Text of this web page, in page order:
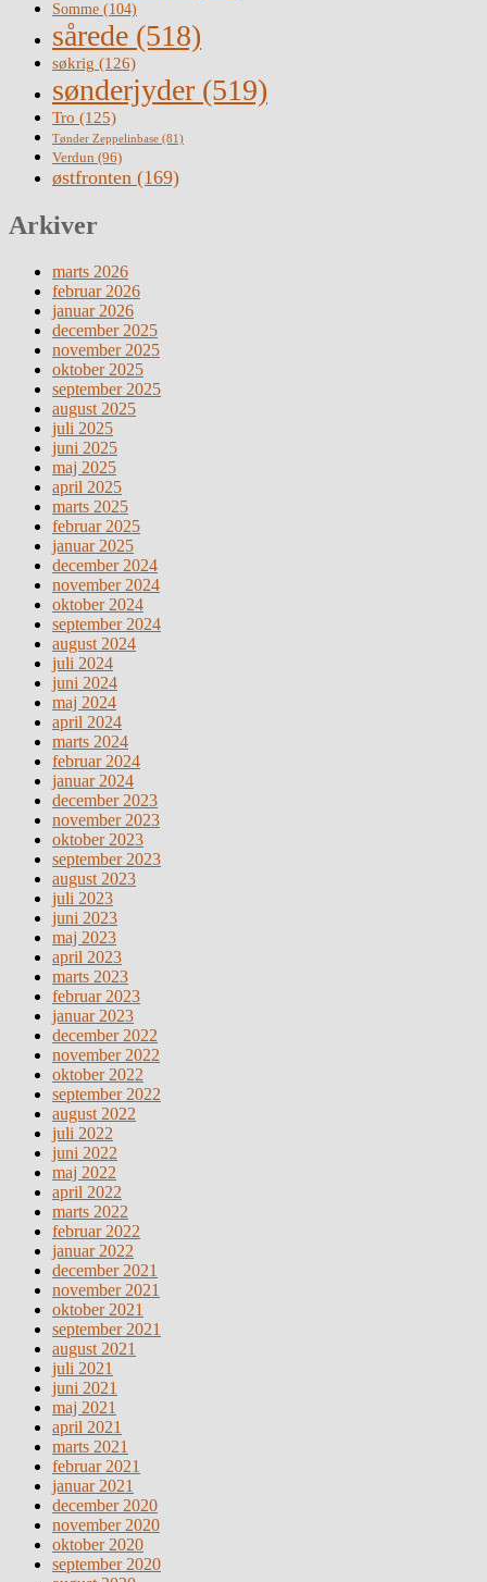
Somme (104)
sårede (518)
søkrig (126)
sønderjyder (519)
Tro (125)
Tønder Zeppelinbase (81)
Verdun (96)
østfronten (169)
Arkiver
marts 2026
februar 2026
januar 2026
december 2025
november 2025
oktober 2025
september 2025
august 2025
juli 2025
juni 2025
maj 2025
april 2025
marts 2025
februar 2025
januar 2025
december 2024
november 2024
oktober 2024
september 2024
august 2024
juli 2024
juni 2024
maj 2024
april 2024
marts 2024
februar 2024
januar 2024
december 2023
november 2023
oktober 2023
september 2023
august 2023
juli 2023
juni 2023
maj 2023
april 2023
marts 2023
februar 2023
januar 2023
december 2022
november 2022
oktober 2022
september 2022
august 2022
juli 2022
juni 2022
maj 2022
april 2022
marts 2022
februar 2022
januar 2022
december 2021
november 2021
oktober 2021
september 2021
august 2021
juli 2021
juni 2021
maj 2021
april 2021
marts 2021
februar 2021
januar 2021
december 2020
november 2020
oktober 2020
september 2020